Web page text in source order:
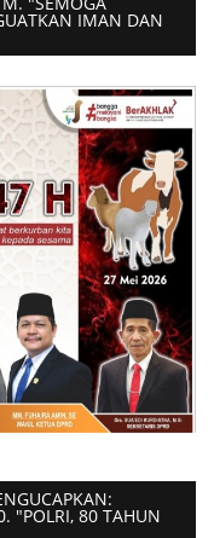
IMAN DAN
"POLRI, 80 TAHUN